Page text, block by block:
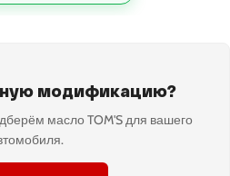
модификацию?
масло TOM'S для вашего